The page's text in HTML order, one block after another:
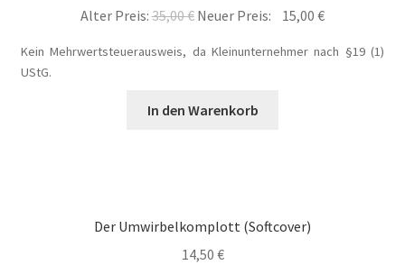
Buch-Shop
Das Verlagsteam
Alter Preis:35,00€ Ursprünglicher
war:
Neuer Preis: 15,00€Aktueller
ist:
Kein Mehrwertsteuerausweis, da Kleinunternehmer nach §19 (1)
UStG.
In den Warenkorb
Der Umwirbelkomplott (Softcover)
14,50 €